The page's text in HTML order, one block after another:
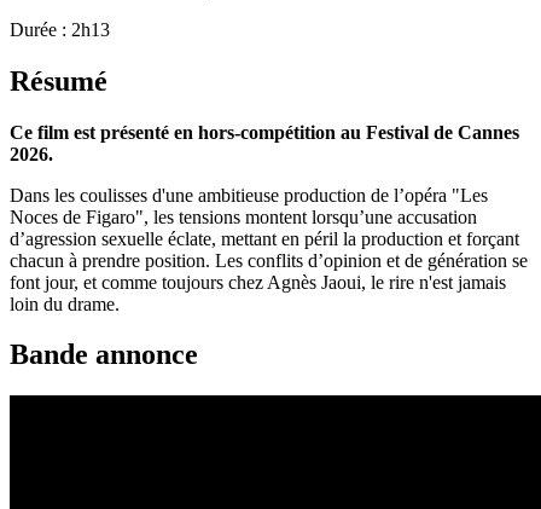
Durée : 2h13
Résumé
Ce film est présenté en hors-compétition au Festival de Cannes
2026.
Dans les coulisses d'une ambitieuse production de l’opéra "Les
Noces de Figaro", les tensions montent lorsqu’une accusation
d’agression sexuelle éclate, mettant en péril la production et forçant
chacun à prendre position. Les conflits d’opinion et de génération se
font jour, et comme toujours chez Agnès Jaoui, le rire n'est jamais
loin du drame.
Bande annonce